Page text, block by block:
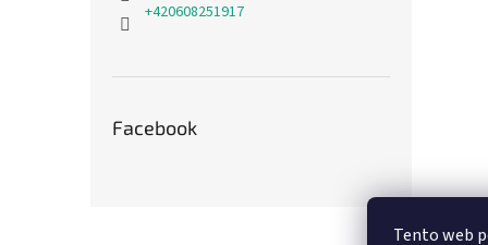
Tento web
+420608251917
Facebook